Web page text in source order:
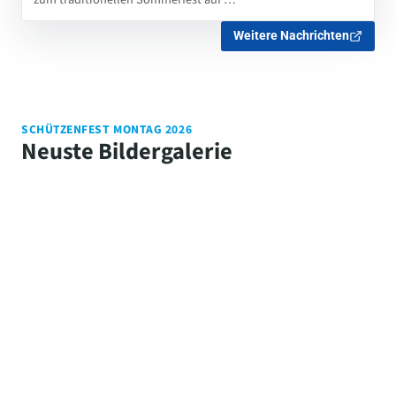
Weitere Nachrichten
SCHÜTZENFEST MONTAG 2026
Neuste Bildergalerie